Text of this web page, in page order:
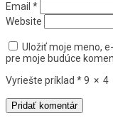
Email *
Website
Uložiť moje meno,
pre moje budúce
Vyriešte príklad *9 × 4